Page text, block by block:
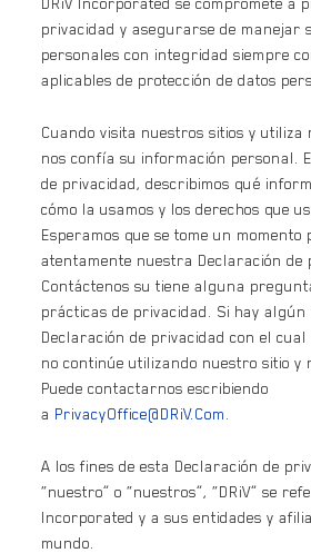
privacidad y asegurarse de manejar
personales con integridad siempre
aplicables de protección de datos
Cuando visita nuestros sitios y utiliza
nos confía su información personal.
de privacidad, describimos qué
cómo la usamos y los derechos que
Esperamos que se tome un momento
atentamente nuestra Declaración de
Contáctenos su tiene alguna
prácticas de privacidad. Si hay
Declaración de privacidad con el cual
no continúe utilizando nuestro sitio y
Puede contactarnos escribiendo
a PrivacyOffice@DRiV.Com
A los fines de esta Declaración de
“nuestro” o “nuestros”, “DRiV” se
Incorporated y a sus entidades y
mundo.